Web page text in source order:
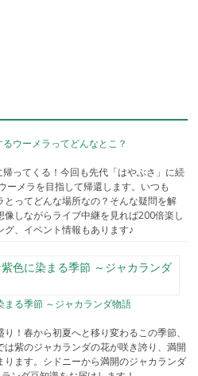
るウーメラってどんなとこ？
帰ってくる！今回も先代「はやぶさ」に続
ーメラを目指して帰還します。いつも
とってどんな場所なの？そんな疑問を解
しながらライブ中継を見れば200倍楽し
、イベント情報もあります♪
る季節 ～ジャカランダ物語
！春から初夏へと移り変わるこの季節、
紫のジャカランダの花が咲き誇り、満開
ます。シドニーから満開のジャカランダ